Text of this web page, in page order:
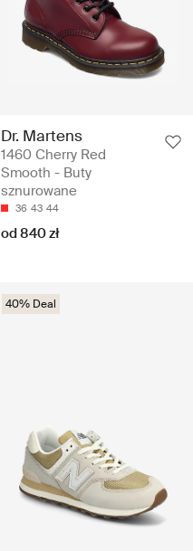
Dr. Martens
1460 Cherry Red
Smooth - Buty
sznurowane
36 43 44
od 840 zł
40% Deal